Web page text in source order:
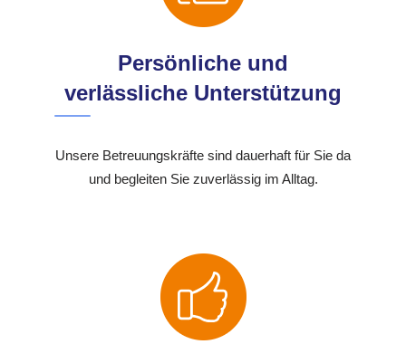
Persönliche und
verlässliche Unterstützung
Unsere Betreuungskräfte sind dauerhaft für Sie da
und begleiten Sie zuverlässig im Alltag.